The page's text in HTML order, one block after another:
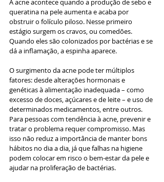
A acne acontece quando a produção de sebo e
queratina na pele aumenta e acaba por
obstruir o folículo piloso. Nesse primeiro
estágio surgem os cravos, ou comedões.
Quando eles são colonizados por bactérias e se
dá a inflamação, a espinha aparece.
O surgimento da acne pode ter múltiplos
fatores: desde alterações hormonais e
genéticas à alimentação inadequada – como
excesso de doces, açúcares e de leite – e uso de
determinados medicamentos, entre outros.
Para pessoas com tendência à acne, prevenir e
tratar o problema requer compromisso. Mas
isso não reduz a importância de manter bons
hábitos no dia a dia, já que falhas na higiene
podem colocar em risco o bem-estar da pele e
ajudar na proliferação de bactérias.